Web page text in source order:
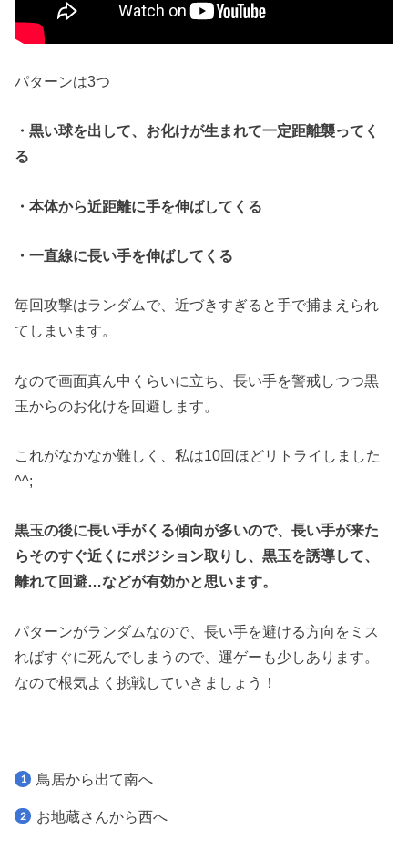
パターンは3つ
・黒い球を出して、お化けが生まれて一定距離襲ってく
る
・本体から近距離に手を伸ばしてくる
・一直線に長い手を伸ばしてくる
毎回攻撃はランダムで、近づきすぎると手で捕まえられ
てしまいます。
なので画面真ん中くらいに立ち、長い手を警戒しつつ黒
玉からのお化けを回避します。
これがなかなか難しく、私は10回ほどリトライしました
^^;
黒玉の後に長い手がくる傾向が多いので、長い手が来た
らそのすぐ近くにポジション取りし、黒玉を誘導して、
離れて回避…などが有効かと思います。
パターンがランダムなので、長い手を避ける方向をミス
ればすぐに死んでしまうので、運ゲーも少しあります。
なので根気よく挑戦していきましょう！
鳥居から出て南へ
お地蔵さんから西へ